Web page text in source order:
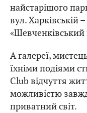
найстарішого
вул. Харківській
«Шевченківський
А галереї,
їхніми подіями
Club відчуття
можливістю
приватний світ.